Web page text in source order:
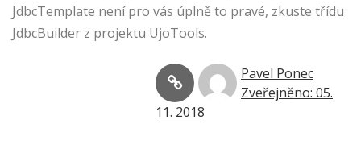
JdbcTemplate není pro vás úplně to pravé, zkuste třídu
JdbcBuilder z projektu UjoTools.
Pavel Ponec
Zveřejněno: 05.
11. 2018